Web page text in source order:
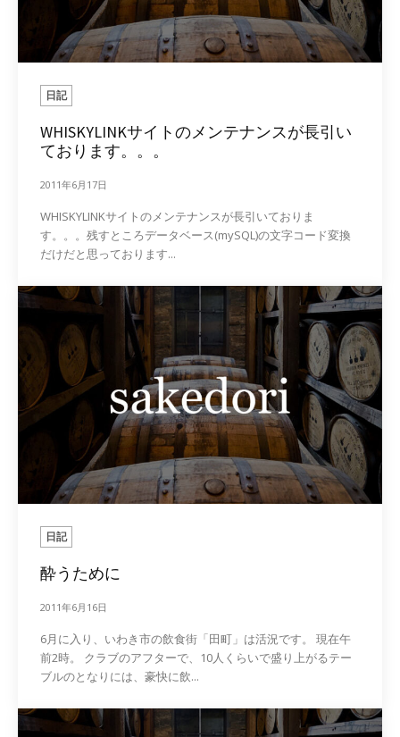
日記
WHISKYLINKサイトのメンテナンスが長引い
ております。。。
2011年6月17日
WHISKYLINKサイトのメンテナンスが長引いておりま
す。。。残すところデータベース(mySQL)の文字コード変換
だけだと思っております...
日記
酔うために
2011年6月16日
6月に入り、いわき市の飲食街「田町」は活況です。 現在午
前2時。 クラブのアフターで、10人くらいで盛り上がるテー
ブルのとなりには、豪快に飲...